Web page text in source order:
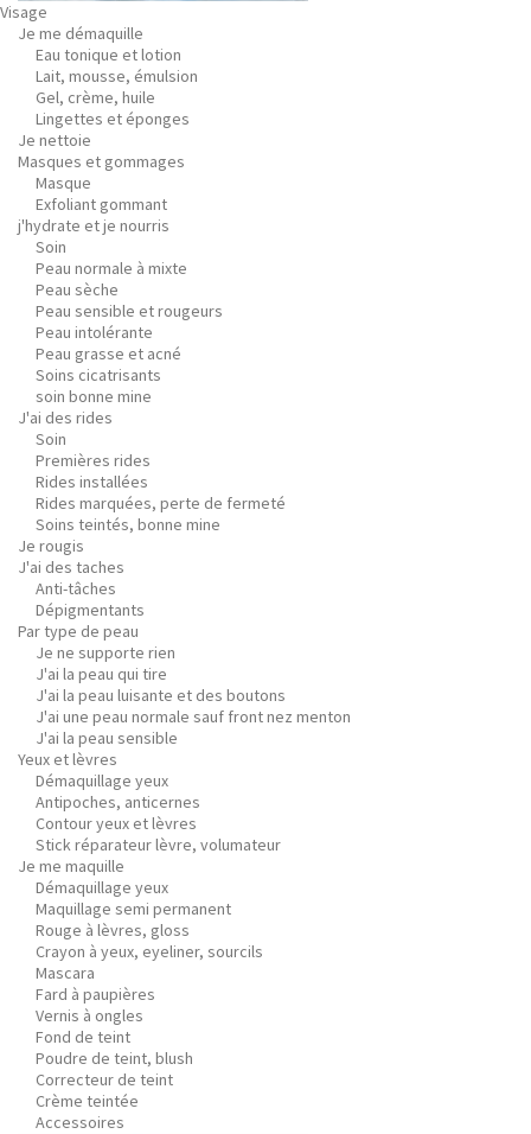
Visage
Je me démaquille
Eau tonique et lotion
Lait, mousse, émulsion
Gel, crème, huile
Lingettes et éponges
Je nettoie
Masques et gommages
Masque
Exfoliant gommant
j'hydrate et je nourris
Soin
Peau normale à mixte
Peau sèche
Peau sensible et rougeurs
Peau intolérante
Peau grasse et acné
Soins cicatrisants
soin bonne mine
J'ai des rides
Soin
Premières rides
Rides installées
Rides marquées, perte de fermeté
Soins teintés, bonne mine
Je rougis
J'ai des taches
Anti-tâches
Dépigmentants
Par type de peau
Je ne supporte rien
J'ai la peau qui tire
J'ai la peau luisante et des boutons
J'ai une peau normale sauf front nez menton
J'ai la peau sensible
Yeux et lèvres
Démaquillage yeux
Antipoches, anticernes
Contour yeux et lèvres
Stick réparateur lèvre, volumateur
Je me maquille
Démaquillage yeux
Maquillage semi permanent
Rouge à lèvres, gloss
Crayon à yeux, eyeliner, sourcils
Mascara
Fard à paupières
Vernis à ongles
Fond de teint
Poudre de teint, blush
Correcteur de teint
Crème teintée
Accessoires